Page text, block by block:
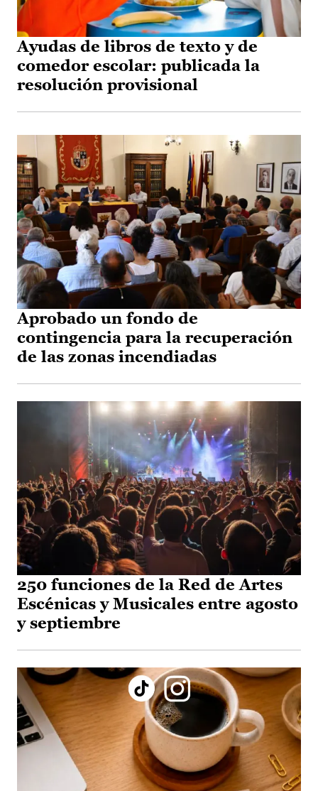
Ayudas de libros de texto y de
comedor escolar: publicada la
resolución provisional
Aprobado un fondo de
contingencia para la recuperación
de las zonas incendiadas
250 funciones de la Red de Artes
Escénicas y Musicales entre agosto
y septiembre